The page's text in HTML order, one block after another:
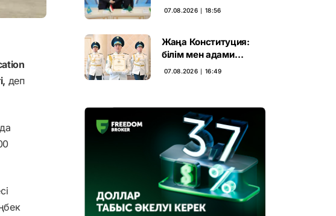
деп
Орталық Азия ортақ
07.08.2026 ∣ 18:56
Жаңа Конституция:
білім мен адами
капиталға салынған
07.08.2026 ∣ 16:49